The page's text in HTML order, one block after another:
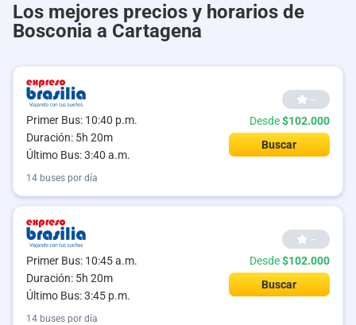
Los mejores precios y horarios de
Bosconia a Cartagena
Primer Bus: 10:40 p.m.
Duración: 5h 20m
Último Bus: 3:40 a.m.
--
Desde$102.000
Buscar
14 buses por día
Primer Bus: 10:45 a.m.
Duración: 5h 20m
Último Bus: 3:45 p.m.
--
Desde$102.000
Buscar
14 buses por día